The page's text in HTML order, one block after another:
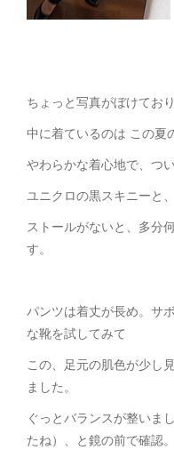
ちょっと写真がぼけてお
中に着ているのは この夏
やわらかな着心地で、つ
ユニクロの黒スキニーと
ストールがないと、多分
す。
パンツは着丈が長め。サ
な靴を試してみて
この、足元の肌色が少し
ました。
ぐっとバランスが整いま
たね）、と鏡の前で確認。